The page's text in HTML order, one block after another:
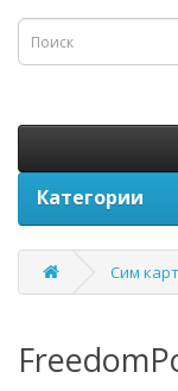
Категории
Сим